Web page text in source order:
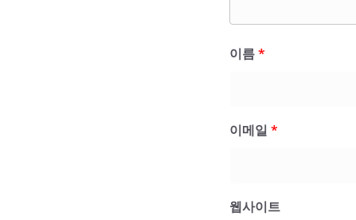
이름*
이메일 *
웹사이트